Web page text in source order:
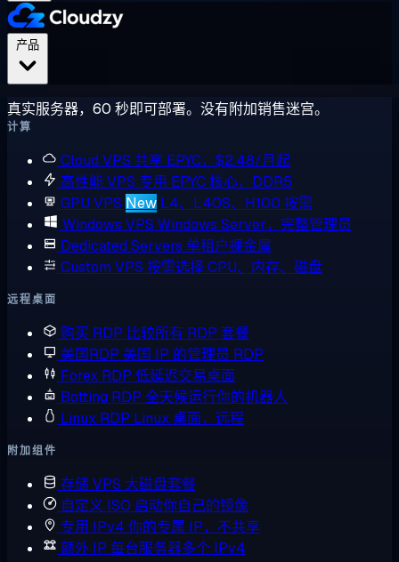
真实服务器，60 秒即可部署。没有附加销售迷宫。
计算
Cloud VPS 共享 EPYC，$2.48/月起
高性能 VPS 专用 EPYC 核心，DDR5
GPU VPS New L4、L40S、H100 按需
Windows VPS Windows Server，完整管理员
Dedicated Servers 单租户裸金属
Custom VPS 按需选择 CPU、内存、磁盘
远程桌面
购买 RDP 比较所有 RDP 套餐
美国RDP 美国 IP 的管理员 RDP
Forex RDP 低延迟交易桌面
Botting RDP 全天候运行你的机器人
Linux RDP Linux 桌面，远程
附加组件
存储 VPS 大磁盘套餐
自定义 ISO 启动你自己的镜像
专用 IPv4 你的专属 IP，不共享
额外 IP 每台服务器多个 IPv4